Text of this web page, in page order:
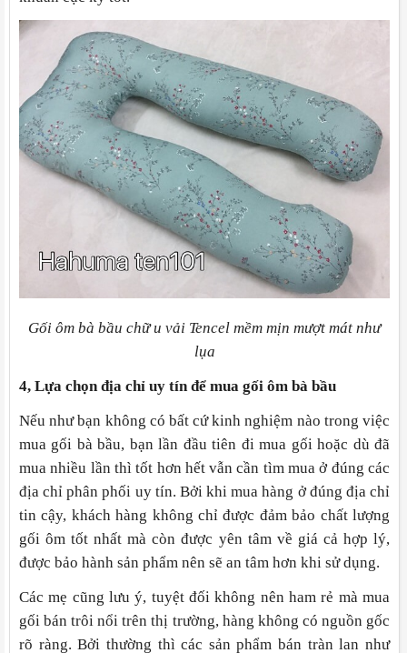
Gối ôm bà bầu chữ u vải Tencel mềm mịn mượt mát như
lụa
4, Lựa chọn địa chỉ uy tín để mua gối ôm bà bầu
Nếu như bạn không có bất cứ kinh nghiệm nào trong việc
mua gối bà bầu, bạn lần đầu tiên đi mua gối hoặc dù đã
mua nhiều lần thì tốt hơn hết vẫn cần tìm mua ở đúng các
địa chỉ phân phối uy tín. Bởi khi mua hàng ở đúng địa chỉ
tin cậy, khách hàng không chỉ được đảm bảo chất lượng
gối ôm tốt nhất mà còn được yên tâm về giá cả hợp lý,
được bảo hành sản phẩm nên sẽ an tâm hơn khi sử dụng.
Các mẹ cũng lưu ý, tuyệt đối không nên ham rẻ mà mua
gối bán trôi nổi trên thị trường, hàng không có nguồn gốc
rõ ràng. Bởi thường thì các sản phẩm bán tràn lan như